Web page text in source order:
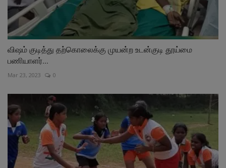
விஷம் குடித்து தற்கொலைக்கு முயன்ற உடன்குடி தூய்மை
பணியாளர்...
Mar 23, 2023 0